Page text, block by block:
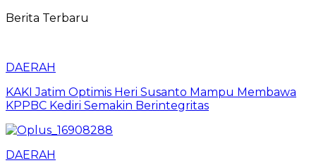
Berita Terbaru
DAERAH
KAKI Jatim Optimis Heri Susanto Mampu Membawa
KPPBC Kediri Semakin Berintegritas
DAERAH